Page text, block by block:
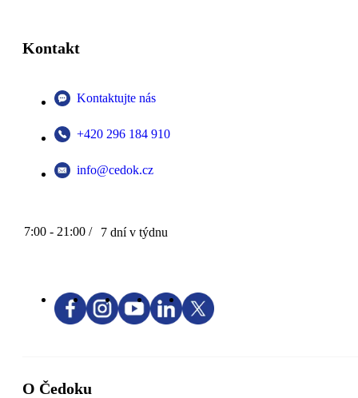
Kontakt
Kontaktujte nás
+420 296 184 910
info@cedok.cz
7:00 - 21:00 / 7 dní v týdnu
O Čedoku